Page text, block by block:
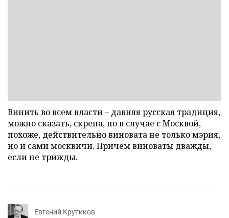
Винить во всем власти – давняя русская традиция,
можно сказать, скрепа, но в случае с Москвой,
похоже, действительно виновата не только мэрия,
но и сами москвичи. Причем виноваты дважды,
если не трижды.
Евгений Крутиков